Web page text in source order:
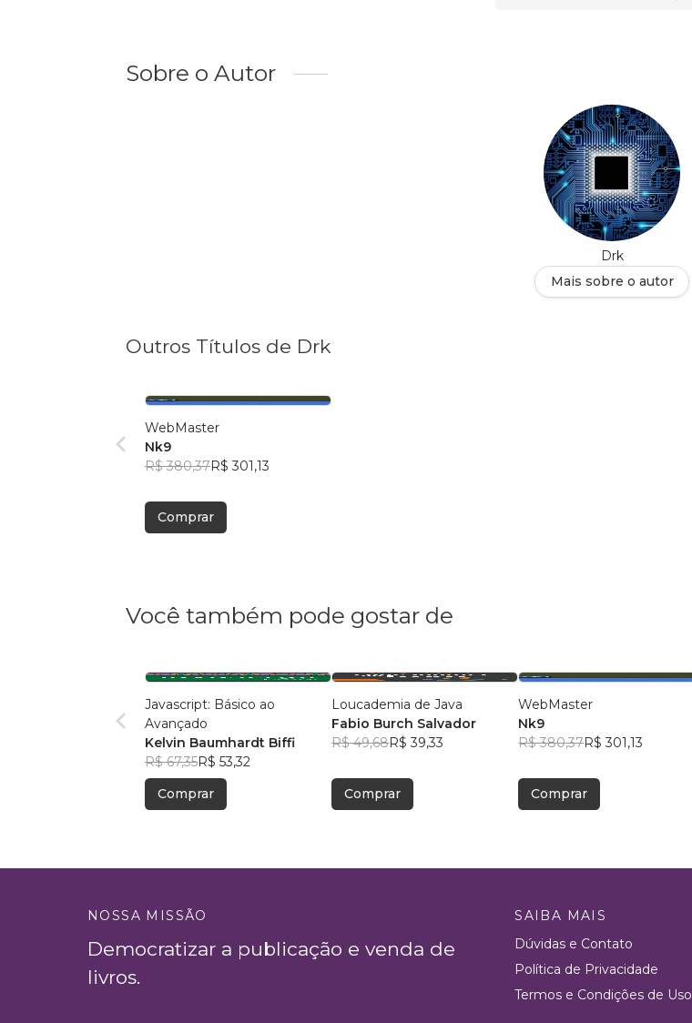
Sobre o Autor
Drk
Mais sobre o autor
Outros Títulos de Drk
WebMaster
Nk9
R$ 380,37R$ 301,13
Comprar
Você também pode gostar de
Javascript: Básico ao
Avançado
Kelvin Baumhardt Biffi
R$ 67,35R$ 53,32
Comprar
Loucademia de Java
Fabio Burch Salvador
R$ 49,68R$ 39,33
Comprar
WebMaster
Nk9
R$ 380,37R$ 301,13
Comprar
NOSSA MISSÃO
Democratizar a publicação e venda de
livros.
SAIBA MAIS
Dúvidas e Contato
Política de Privacidade
Termos e Condições de Uso